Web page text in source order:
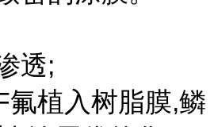
透;
氟植入树脂膜,鳞